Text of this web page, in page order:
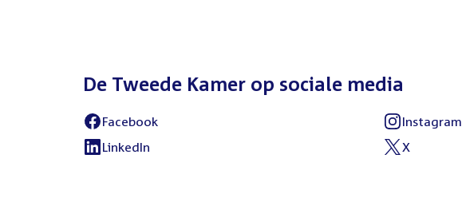
De Tweede Kamer op sociale media
External
link:
Facebook
External
link:
Instagram
External
LinkedIn
External
X